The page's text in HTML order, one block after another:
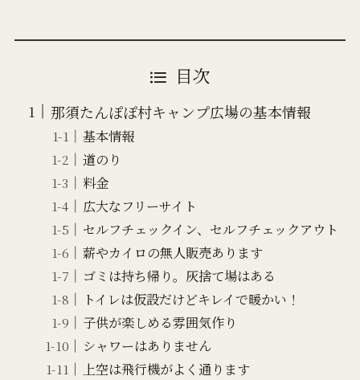
目次
那須たんぽぽ村キャンプ広場の基本情報
基本情報
道のり
料金
広大なフリーサイト
セルフチェックイン、セルフチェックアウト
薪やカイロの無人販売あります
ゴミは持ち帰り。灰捨て場はある
トイレは仮設だけどキレイで暖かい！
子供が楽しめる雰囲気作り
シャワーはありません
上空は飛行機がよく通ります